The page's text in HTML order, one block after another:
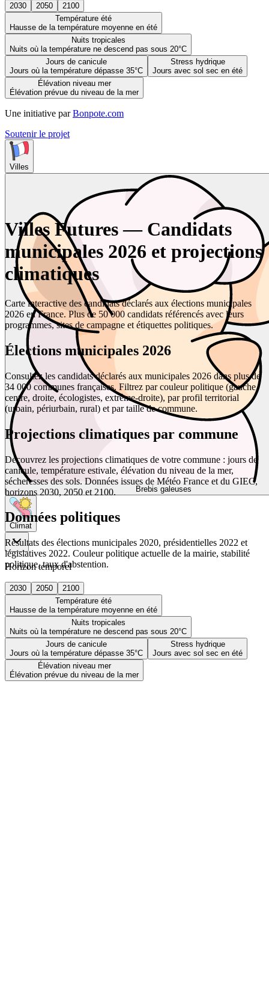
2030 2050
2100
Température été
Hausse de la température moyenne en été
Nuits tropicales
Nuits où la température ne descend pas sous 20°C
Jours de canicule
Jours où la température dépasse 35°C
Stress hydrique
Jours avec sol sec en été
Élévation niveau mer
Élévation prévue du niveau de la mer
Une initiative par Bonpote.com
Soutenir le projet
Villes
Brebis galeuses
Climat
Horizon temporel
2030 2050
2100
Température été
Hausse de la température moyenne en été
Nuits tropicales
Nuits où la température ne descend pas sous 20°C
Jours de canicule
Jours où la température dépasse 35°C
Stress hydrique
Jours avec sol sec en été
Élévation niveau mer
Élévation prévue du niveau de la mer
Villes Futures — Candidats
municipales 2026 et projections
climatiques
Carte interactive des candidats déclarés aux élections municipales
2026 en France. Plus de 50 000 candidats référencés avec leurs
programmes, sites de campagne et étiquettes politiques.
Élections municipales 2026
Consultez les candidats déclarés aux municipales 2026 dans plus de
34 000 communes françaises. Filtrez par couleur politique (gauche,
centre, droite, écologistes, extrême-droite), par profil territorial
(urbain, périurbain, rural) et par taille de commune.
Projections climatiques par commune
Découvrez les projections climatiques de votre commune : jours de
canicule, température estivale, élévation du niveau de la mer,
sécheresses des sols. Données issues de Météo France et du GIEC,
horizons 2030, 2050 et 2100.
Données politiques
Résultats des élections municipales 2020, présidentielles 2022 et
législatives 2022. Couleur politique actuelle de la mairie, stabilité
politique, taux d'abstention.